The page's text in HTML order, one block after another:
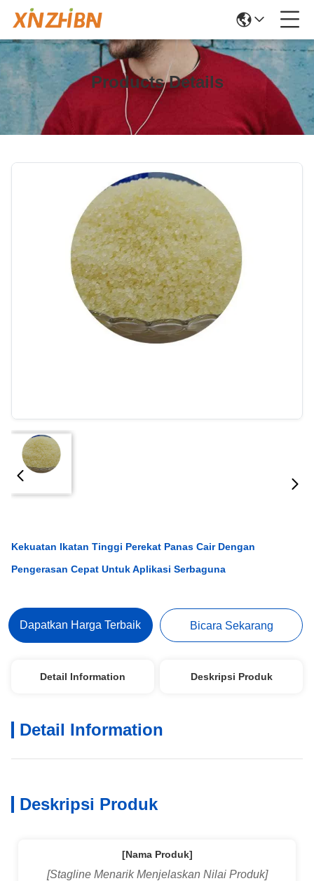
Products Details
Kekuatan Ikatan Tinggi Perekat Panas Cair Dengan
Pengerasan Cepat Untuk Aplikasi Serbaguna
Dapatkan Harga Terbaik Bicara Sekarang
Detail Information Deskripsi Produk
Detail Information
Deskripsi Produk
[Nama Produk]
[Stagline Menarik Menjelaskan Nilai Produk]